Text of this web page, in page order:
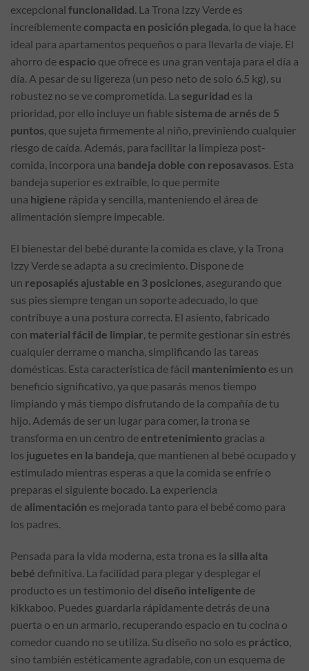
excepcional funcionalidad. La Trona Izzy Verde es
increíblemente compacta en posición plegada, lo que la hace
ideal para apartamentos pequeños o para llevarla de viaje. El
ahorro deespacio que ofrece es una gran ventaja para el día a
día. A pesar de su ligereza (un peso neto de solo 6.5 kg), su
robustez no se ve comprometida. La seguridad es la
prioridad, por ello incluye un fiable sistema de arnés de 5
puntos, que sujeta firmemente al niño, previniendo cualquier
riesgo de caída. Además, para facilitar la limpieza post-
comida, incorpora una bandeja doble con reposavasos. Esta
bandeja superior es extraíble, lo que permite
una higiene rápida y sencilla, manteniendo el área de
alimentación siempre impecable.
El bienestar del bebé durante la comida es clave, y la Trona
Izzy Verde se adapta a su crecimiento. Dispone de
un reposapiés ajustable en 3 posiciones, asegurando que
sus pies siempre tengan un soporte adecuado, lo que
contribuye a una postura correcta. El asiento, fabricado
con material fácil de limpiar, te permite gestionar sin estrés
cualquier derrame o mancha, simplificando las tareas
domésticas. Esta característica de fácil mantenimiento es un
beneficio significativo, ya que pasarás menos tiempo
limpiando y más tiempo disfrutando de la compañía de tu
hijo. Además de ser un lugar para comer, la trona se
transforma en un centro deentretenimiento gracias a
los juguetes en la bandeja, que mantienen al bebé ocupado y
estimulado mientras esperas a que la comida se enfríe o
preparas el siguiente bocado. La experiencia
de alimentación es mejorada tanto para el bebé como para
los padres.
Pensada para la vida moderna, esta trona es la silla alta
bebé definitiva. La facilidad para plegar y desplegar el
producto es un testimonio del diseño inteligente de
kikkaboo. Puedes guardarla rápidamente detrás de una
puerta o en un armario, recuperando espacio en tu cocina o
comedor cuando no se utiliza. Su diseño no solo es práctico
sino también estéticamente agradable, con un esquema de